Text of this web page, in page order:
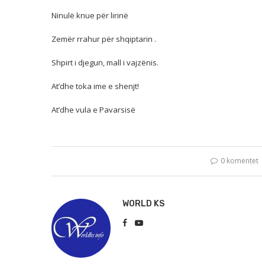
Ninulë knue për lirinë
Zemër rrahur për shqiptarin .
Shpirt i djegun, mall i vajzënis.
At’dhe toka ime e shenjt!
At’dhe vula e Pavarsisë
0 komentet
WORLD KS